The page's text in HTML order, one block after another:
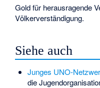
Gold für herausragende
Völkerverständigung.
Siehe auch
Junges UNO-
die